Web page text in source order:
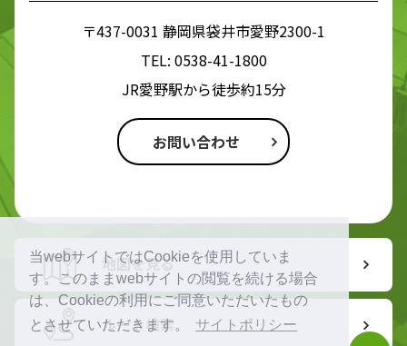
当webサイトではCookieを使用していま
す。このままwebサイトの閲覧を続ける場合
は、Cookieの利用にご同意いただいたもの
とさせていただきます。
サイトポリシー
〒437-0031 静岡県袋井市愛野2300-1
TEL: 0538-41-1800
JR愛野駅から徒歩約15分
お問い合わせ
地図を見る
ルート検索